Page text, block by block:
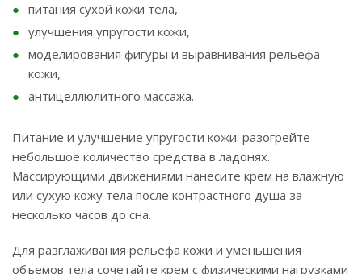
питания сухой кожи тела,
улучшения упругости кожи,
моделирования фигуры и выравнивания рельефа
кожи,
антицеллюлитного массажа.
Питание и улучшение упругости кожи: разогрейте
небольшое количество средства в ладонях.
Массирующими движениями нанесите крем на влажную
или сухую кожу тела после контрастного душа за
несколько часов до сна.
Для разглаживания рельефа кожи и уменьшения
объемов тела сочетайте крем с физическими нагрузками